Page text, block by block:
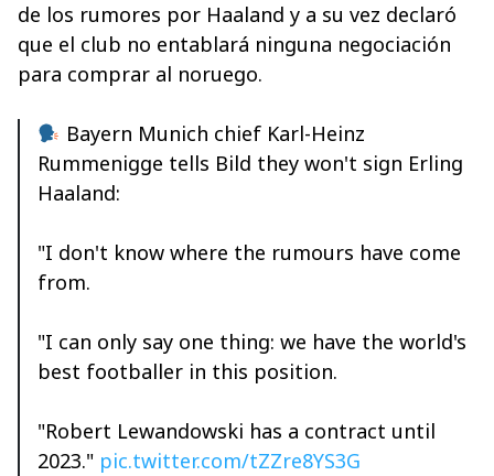
de los rumores por Haaland y a su vez declaró
que el club no entablará ninguna negociación
para comprar al noruego.
Bayern Munich chief Karl-Heinz
Rummenigge tells Bild they won't sign Erling
Haaland:
"I don't know where the rumours have come
from.
"I can only say one thing: we have the world's
best footballer in this position.
"Robert Lewandowski has a contract until
2023." pic.twitter.com/tZZre8YS3G